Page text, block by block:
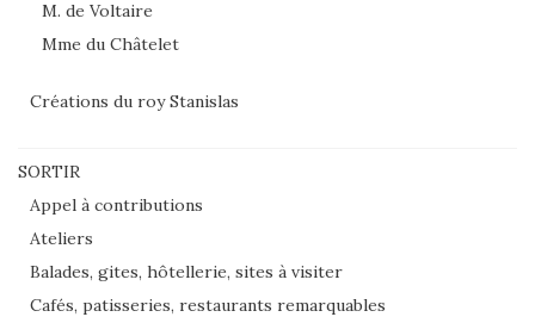
M. de Voltaire
Mme du Châtelet
Créations du roy Stanislas
SORTIR
Appel à contributions
Ateliers
Balades, gites, hôtellerie, sites à visiter
Cafés, patisseries, restaurants remarquables